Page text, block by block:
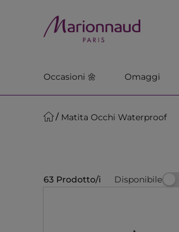
Occasioni 🌼 Omaggi
Matita Occhi Waterproof
63 Prodotto/i Disponibile